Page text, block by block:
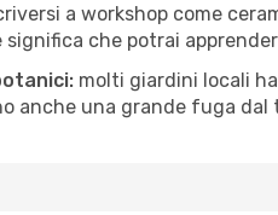
a workshop come
significa che potrai
molti giardini locali
anche una grande fuga